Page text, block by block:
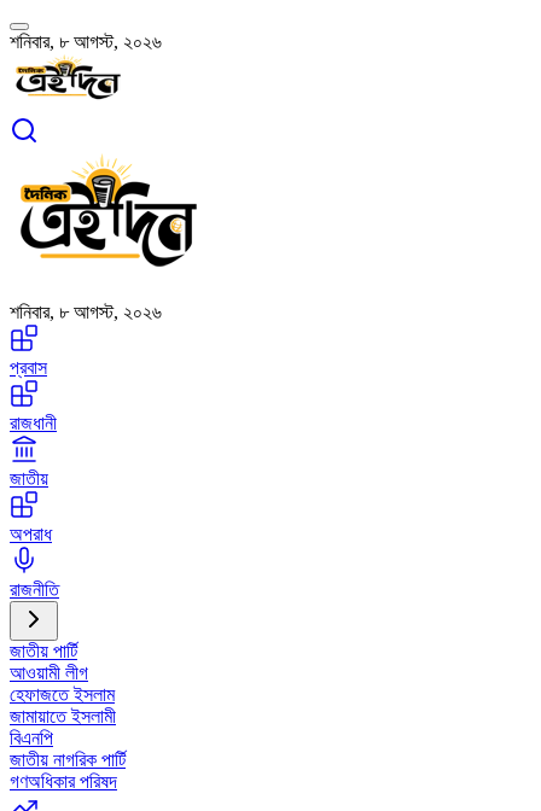
শনিবার, ৮ আগস্ট, ২০২৬
শনিবার, ৮ আগস্ট, ২০২৬
প্রবাস
রাজধানী
জাতীয়
অপরাধ
রাজনীতি
জাতীয় পার্টি
আওয়ামী লীগ
হেফাজতে ইসলাম
জামায়াতে ইসলামী
বিএনপি
জাতীয় নাগরিক পার্টি
গণঅধিকার পরিষদ